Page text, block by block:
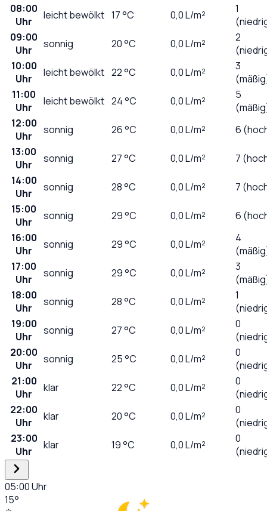
08:00
Uhr
leicht bewölkt 17°C 0,0L/m²
1
09:00
Uhr
sonnig 20°C 0,0L/m²
2
10:00
Uhr
leicht bewölkt 22°C 0,0L/m²
3
11:00
Uhr
leicht bewölkt 24°C 0,0L/m²
5
12:00
Uhr
sonnig 26°C 0,0L/m²
6
13:00
Uhr
sonnig 27°C 0,0L/m²
7
14:00
Uhr
sonnig 28°C 0,0L/m²
7
15:00
Uhr
sonnig 29°C 0,0L/m²
6
16:00
Uhr
sonnig 29°C 0,0L/m²
4
17:00
Uhr
sonnig 29°C 0,0L/m²
3
18:00
Uhr
sonnig 28°C 0,0L/m²
1
19:00
Uhr
sonnig 27°C 0,0L/m²
0
20:00
Uhr
sonnig 25°C 0,0L/m²
0
21:00
Uhr
klar 22°C 0,0L/m²
0
22:00
Uhr
klar 20°C 0,0L/m²
0
23:00
Uhr
klar 19°C 0,0L/m²
0
05:00Uhr
15°